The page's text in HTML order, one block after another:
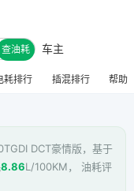
查油耗 车主
耗排行 插混排行 帮助
DCT豪情版，基于
8.86L/100KM， 油耗评